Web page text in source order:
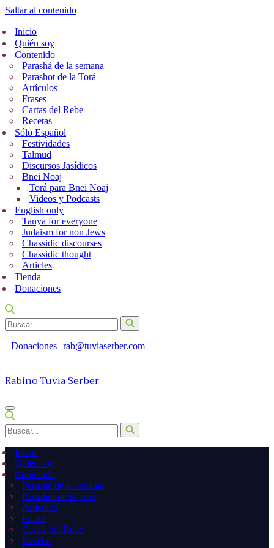
Saltar al contenido
Inicio
Quién soy
Contenido
Parashá de la semana
Parashot de la Torá
Artículos
Frases
Cartas del Rebe
Recetas
Sólo Español
Festividades
Talmud
Discursos Jasídicos
Bnei Noaj
Torá para Bnei Noaj
Videos y Podcasts
English only
Tanya for everyone
Judaism for non Jews
Chassidic discourses
Chassidic thought
Articles
Tienda
Donaciones
Buscar...
Donaciones rab@tuviaserber.com
Rabino Tuvia Serber
Menú
de
navegación
Buscar...
Inicio
Quién soy
Contenido
Parashá de la semana
Parashot de la Torá
Artículos
Frases
Cartas del Rebe
Recetas